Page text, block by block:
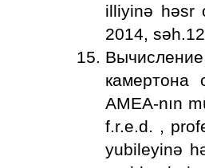
illiyinə həsr
2014,
камертона
AMEA-nın
f.r.e.d. ,
yubileyinə